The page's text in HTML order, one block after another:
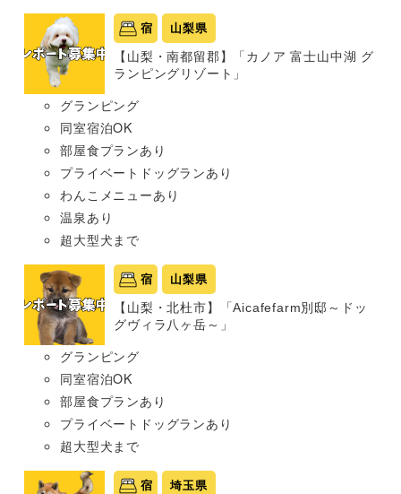
宿 山梨県
【山梨・南都留郡】「カノア 富士山中湖 グ
ランピングリゾート」
グランピング
同室宿泊OK
部屋食プランあり
プライベートドッグランあり
わんこメニューあり
温泉あり
超大型犬まで
宿 山梨県
【山梨・北杜市】「Aicafefarm別邸～ドッ
グヴィラ八ヶ岳～」
グランピング
同室宿泊OK
部屋食プランあり
プライベートドッグランあり
超大型犬まで
宿 埼玉県